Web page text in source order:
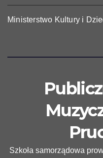
Ministerstwo Kultury i
Szkoła samorządowa